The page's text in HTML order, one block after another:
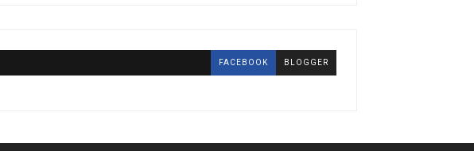
FACEBOOK BLOGGER